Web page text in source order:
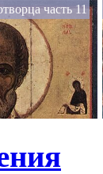
часть 11